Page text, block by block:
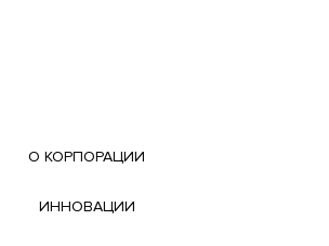
О КОРПОРАЦИИ
ИННОВАЦИИ